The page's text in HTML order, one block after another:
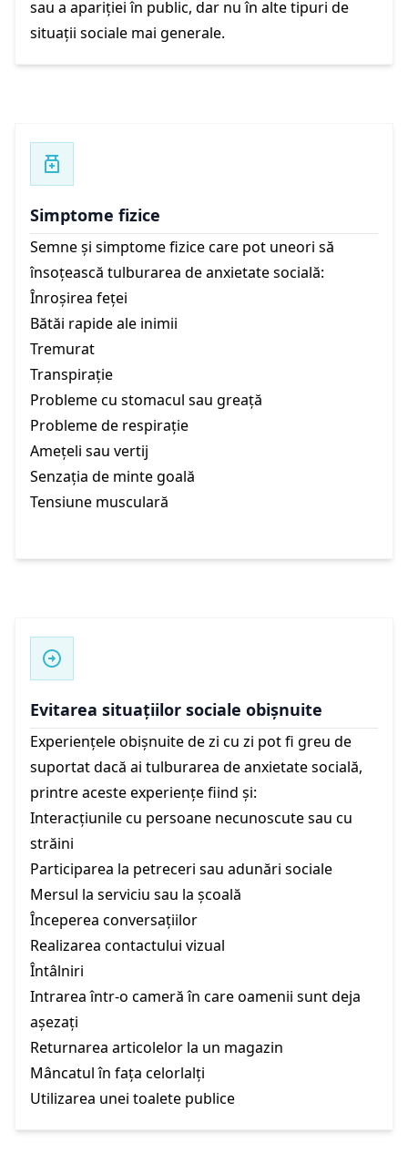
sau a apariției în public, dar nu în alte tipuri de
situații sociale mai generale.
Simptome fizice
Semne și simptome fizice care pot uneori să
însoțească tulburarea de anxietate socială:
Înroșirea feței
Bătăi rapide ale inimii
Tremurat
Transpirație
Probleme cu stomacul sau greață
Probleme de respirație
Amețeli sau vertij
Senzația de minte goală
Tensiune musculară
Evitarea situațiilor sociale obișnuite
Experiențele obișnuite de zi cu zi pot fi greu de
suportat dacă ai tulburarea de anxietate socială,
printre aceste experiențe fiind și:
Interacțiunile cu persoane necunoscute sau cu
străini
Participarea la petreceri sau adunări sociale
Mersul la serviciu sau la școală
Începerea conversațiilor
Realizarea contactului vizual
Întâlniri
Intrarea într-o cameră în care oamenii sunt deja
așezați
Returnarea articolelor la un magazin
Mâncatul în fața celorlalți
Utilizarea unei toalete publice